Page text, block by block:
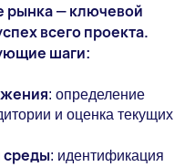
рынка — ключевой
всего проекта.
шаги:
: определение
и оценка текущих
среды: идентификация